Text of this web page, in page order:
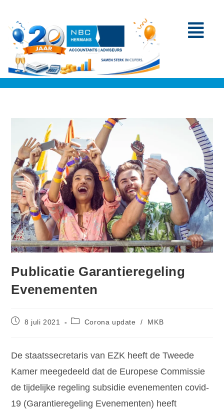
Publicatie Garantieregeling
Evenementen
8 juli 2021 Corona update / MKB
De staatssecretaris van EZK heeft de Tweede
Kamer meegedeeld dat de Europese Commissie
de tijdelijke regeling subsidie evenementen covid-
19 (Garantieregeling Evenementen) heeft